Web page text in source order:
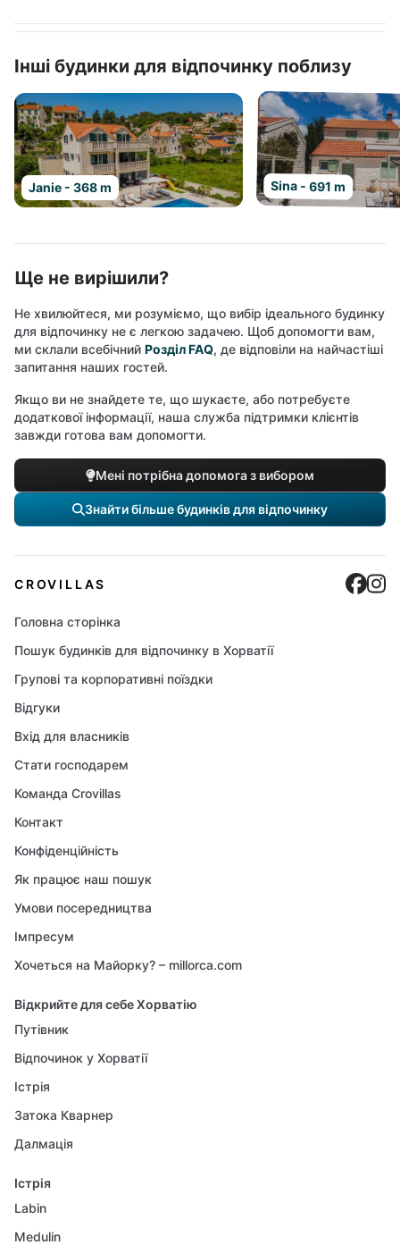
Інші будинки для відпочинку поблизу
Janie - 368 m Sina - 691 m
Ще не вирішили?
Не хвилюйтеся, ми розуміємо, що вибір ідеального будинку
для відпочинку не є легкою задачею. Щоб допомогти вам,
ми склали всебічний Розділ FAQ, де відповіли на найчастіші
запитання наших гостей.
Якщо ви не знайдете те, що шукаєте, або потребуєте
додаткової інформації, наша служба підтримки клієнтів
завжди готова вам допомогти.
Мені потрібна допомога з вибором
Знайти більше будинків для відпочинку
CROVILLAS
Головна сторінка
Пошук будинків для відпочинку в Хорватії
Групові та корпоративні поїздки
Відгуки
Вхід для власників
Стати господарем
Команда Crovillas
Контакт
Конфіденційність
Як працює наш пошук
Умови посередництва
Імпресум
Хочеться на Майорку? – millorca.com
Відкрийте для себе Хорватію
Путівник
Відпочинок у Хорватії
Істрія
Затока Кварнер
Далмація
Істрія
Labin
Medulin